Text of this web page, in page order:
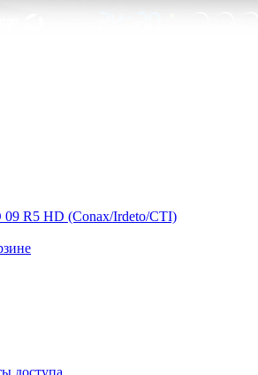
R5 HD (Conax/Irdeto/CTI)
доступа